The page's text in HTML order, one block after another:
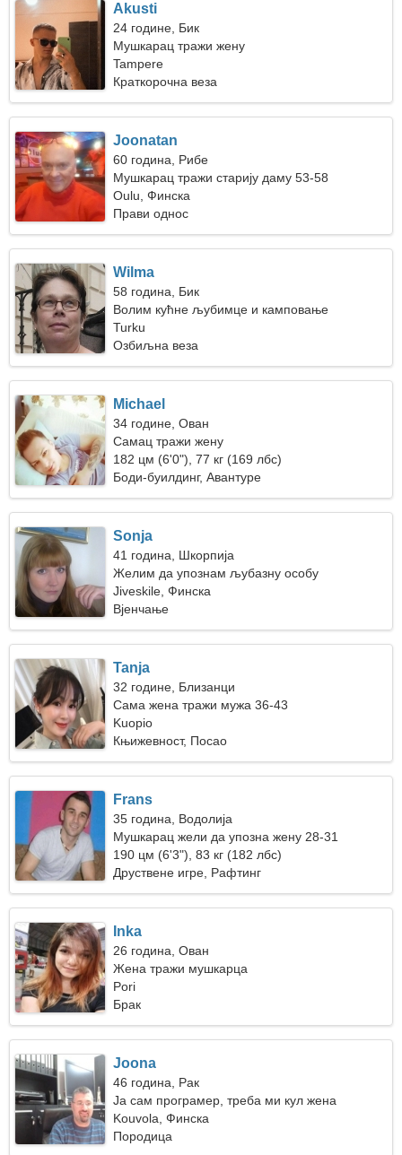
Akusti
24 године, Бик
Мушкарац тражи жену
Tampere
Краткорочна веза
Joonatan
60 година, Рибе
Мушкарац тражи старију даму 53-58
Oulu, Финска
Прави однос
Wilma
58 година, Бик
Волим кућне љубимце и камповање
Turku
Озбиљна веза
Michael
34 године, Ован
Самац тражи жену
182 цм (6'0"), 77 кг (169 лбс)
Боди-буилдинг, Авантуре
Sonja
41 година, Шкорпија
Желим да упознам љубазну особу
Jiveskile, Финска
Вјенчање
Tanja
32 године, Близанци
Сама жена тражи мужа 36-43
Kuopio
Књижевност, Посао
Frans
35 година, Водолија
Мушкарац жели да упозна жену 28-31
190 цм (6'3"), 83 кг (182 лбс)
Друствене игре, Рафтинг
Inka
26 година, Ован
Жена тражи мушкарца
Pori
Брак
Joona
46 година, Рак
Ја сам програмер, треба ми кул жена
Kouvola, Финска
Породица